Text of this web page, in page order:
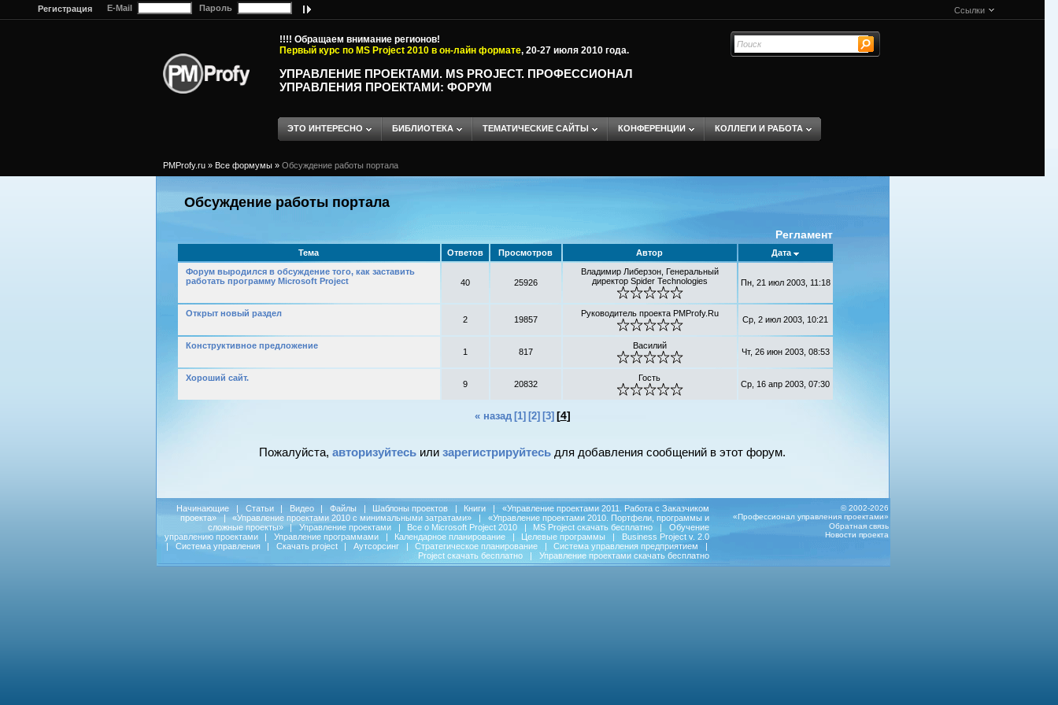
Регистрация E-Mail Пароль Ссылки
!!!! Обращаем внимание регионов!
Первый курс по MS Project 2010 в он-лайн формате, 20-27 июля 2010 года.
УПРАВЛЕНИЕ ПРОЕКТАМИ. MS PROJECT. ПРОФЕССИОНАЛ
УПРАВЛЕНИЯ ПРОЕКТАМИ: ФОРУМ
ЭТО ИНТЕРЕСНО БИБЛИОТЕКА ТЕМАТИЧЕСКИЕ САЙТЫ КОНФЕРЕНЦИИ КОЛЛЕГИ И РАБОТА
PMProfy.ru » Все формумы » Обсуждение работы портала
Обсуждение работы портала
Регламент
Тема Ответов Просмотров Автор
Дата
Форум выродился в обсуждение того, как заставить
работать программу Microsoft Project
40 25926
Владимир Либерзон, Генеральный
директор Spider Technologies
Пн, 21 июл 2003, 11:18
Открыт новый раздел
2 19857
Руководитель проекта PMProfy.Ru
Ср, 2 июл 2003, 10:21
Конструктивное предложение
1 817
Василий
Чт, 26 июн 2003, 08:53
Хороший сайт.
9 20832
Гость
Ср, 16 апр 2003, 07:30
« назад [1] [2] [3] [4]
Пожалуйста, авторизуйтесь или зарегистрируйтесь для добавления сообщений в этот форум.
Начинающие | Статьи | Видео | Файлы | Шаблоны проектов | Книги |
«Управление проектами 2011. Работа с Заказчиком
проекта»
| «Управление проектами 2010 с минимальными затратами» |
«Управление проектами 2010. Портфели, программы и
сложные проекты»
| Управление проектами | Все о Microsoft Project 2010 | MS Project скачать бесплатно |
Обучение
управлению проектами
| Управление программами | Календарное планирование | Целевые программы |
Business Project v. 2.0
|
Система управления | Скачать project | Аутсорсинг | Стратегическое планирование | Система управления предприятием
|
Project скачать бесплатно
| Управление проектами скачать бесплатно
© 2002-2026
«Профессионал управления проектами»
Обратная связь
Новости проекта